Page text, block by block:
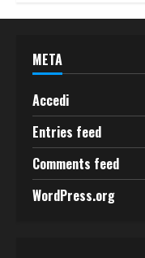
META
Accedi
Entries feed
Comments feed
WordPress.org